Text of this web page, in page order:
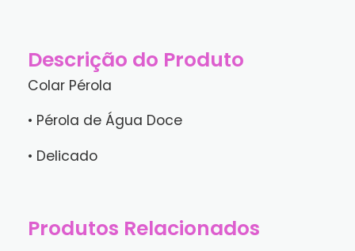
Descrição do Produto
Colar Pérola
• Pérola de Água Doce
• Delicado
Produtos Relacionados